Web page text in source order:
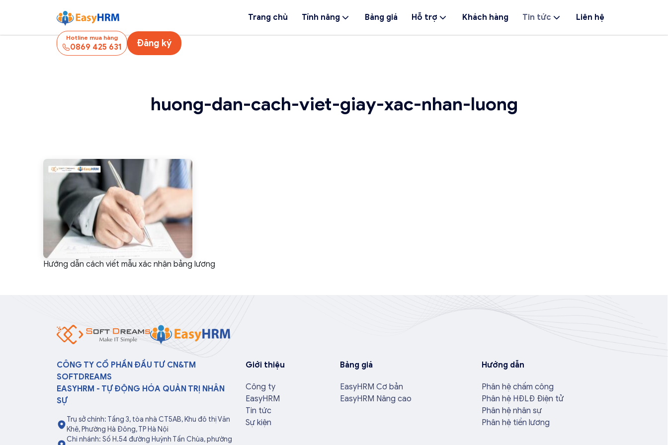
Trang chủ Tính năng Bảng giá Hỗ trợ Khách hàng Tin tức Liên hệ
Hotline mua hàng
0869 425 631 Đăng ký
huong-dan-cach-viet-giay-xac-nhan-luong
Hướng dẫn cách viết mẫu xác nhận bảng lương
CÔNG TY CỔ PHẦN ĐẦU TƯ CN&TM
SOFTDREAMS
EASYHRM - TỰ ĐỘNG HÓA QUẢN TRỊ NHÂN
SỰ
Trụ sở chính: Tầng 3, tòa nhà CT5AB, Khu đô thị Văn
Khê, Phường Hà Đông, TP Hà Nội
Chi nhánh: Số H.54 đường Huỳnh Tấn Chùa, phường
Giới thiệu
Công ty
EasyHRM
Tin tức
Sự kiện
Bảng giá
EasyHRM Cơ bản
EasyHRM Nâng cao
Hướng dẫn
Phân hệ chấm công
Phân hệ HĐLĐ Điện tử
Phân hệ nhân sự
Phân hệ tiền lương